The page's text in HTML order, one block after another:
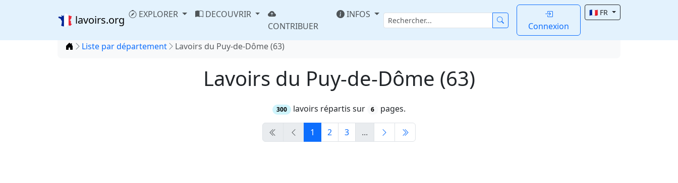
lavoirs.org EXPLORER
DECOUVRIR
CONTRIBUER
INFOS
Connexion
🇫🇷 FR
Accueil
Liste par département Lavoirs du Puy-de-Dôme (63)
Lavoirs du Puy-de-Dôme (63)
300 lavoirs répartis sur 6 pages.
1 2 3 ...